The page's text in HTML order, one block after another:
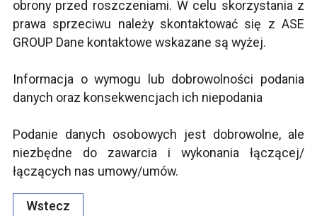
obrony przed roszczeniami. W celu skorzystania z
prawa sprzeciwu należy skontaktować się z ASE
GROUP Dane kontaktowe wskazane są wyżej.
Informacja o wymogu lub dobrowolności podania
danych oraz konsekwencjach ich niepodania
Podanie danych osobowych jest dobrowolne, ale
niezbędne do zawarcia i wykonania łączącej/
łączących nas umowy/umów.
Wstecz